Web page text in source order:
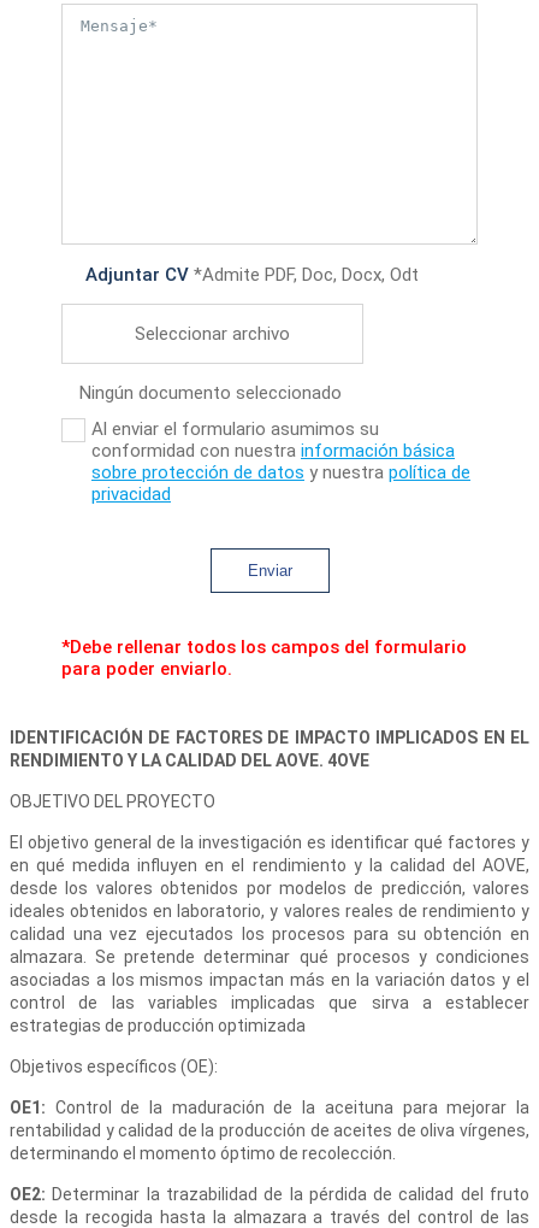
Adjuntar CV *Admite PDF, Doc, Docx, Odt
Seleccionar archivo
Ningún documento seleccionado
Al enviar el formulario asumimos su
conformidad con nuestra información básica
sobre protección de datos y nuestra política de
privacidad
Enviar
*Debe rellenar todos los campos del formulario
para poder enviarlo.
IDENTIFICACIÓN DE FACTORES DE IMPACTO IMPLICADOS EN EL
RENDIMIENTO Y LA CALIDAD DEL AOVE. 4OVE
OBJETIVO DEL PROYECTO
El objetivo general de la investigación es identificar qué factores y
en qué medida influyen en el rendimiento y la calidad del AOVE,
desde los valores obtenidos por modelos de predicción, valores
ideales obtenidos en laboratorio, y valores reales de rendimiento y
calidad una vez ejecutados los procesos para su obtención en
almazara. Se pretende determinar qué procesos y condiciones
asociadas a los mismos impactan más en la variación datos y el
control de las variables implicadas que sirva a establecer
estrategias de producción optimizada
Objetivos específicos (OE):
OE1: Control de la maduración de la aceituna para mejorar la
rentabilidad y calidad de la producción de aceites de oliva vírgenes,
determinando el momento óptimo de recolección.
OE2: Determinar la trazabilidad de la pérdida de calidad del fruto
desde la recogida hasta la almazara a través del control de las